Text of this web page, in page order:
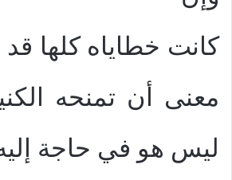
كانت خطاياه كلها
معنى أن تمنحه
ليس هو في حاجة